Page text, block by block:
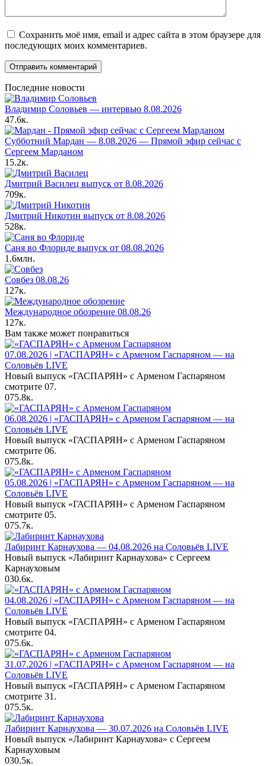
Сохранить моё имя, email и адрес сайта в этом браузере для
последующих моих комментариев.
Последние новости
Владимир Соловьев — интервью 8.08.2026
47.6к.
Субботний Мардан — 8.08.2026 — Прямой эфир сейчас с
Сергеем Марданом
15.2к.
Дмитрий Василец выпуск от 8.08.2026
709к.
Дмитрий Никотин выпуск от 8.08.2026
528к.
Саня во Флориде выпуск от 08.08.2026
1.6млн.
Совбез 08.08.26
127к.
Международное обозрение 08.08.26
127к.
Вам также может понравиться
07.08.2026 | «ГАСПАРЯН» с Арменом Гаспаряном — на
Соловьёв LIVE
Новый выпуск «ГАСПАРЯН» с Арменом Гаспаряном
смотрите 07.
075.8к.
06.08.2026 | «ГАСПАРЯН» с Арменом Гаспаряном — на
Соловьёв LIVE
Новый выпуск «ГАСПАРЯН» с Арменом Гаспаряном
смотрите 06.
075.8к.
05.08.2026 | «ГАСПАРЯН» с Арменом Гаспаряном — на
Соловьёв LIVE
Новый выпуск «ГАСПАРЯН» с Арменом Гаспаряном
смотрите 05.
075.7к.
Лабиринт Карнаухова — 04.08.2026 на Соловьёв LIVE
Новый выпуск «Лабиринт Карнаухова» с Сергеем
Карнауховым
030.6к.
04.08.2026 | «ГАСПАРЯН» с Арменом Гаспаряном — на
Соловьёв LIVE
Новый выпуск «ГАСПАРЯН» с Арменом Гаспаряном
смотрите 04.
075.6к.
31.07.2026 | «ГАСПАРЯН» с Арменом Гаспаряном — на
Соловьёв LIVE
Новый выпуск «ГАСПАРЯН» с Арменом Гаспаряном
смотрите 31.
075.5к.
Лабиринт Карнаухова — 30.07.2026 на Соловьёв LIVE
Новый выпуск «Лабиринт Карнаухова» с Сергеем
Карнауховым
030.5к.